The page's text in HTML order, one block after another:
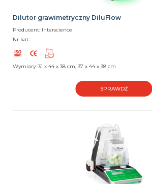
Dilutor grawimetryczny DiluFlow
Producent: Interscience
Nr kat.:
Wymiary: 31 x 44 x 38 cm, 37 x 44 x 38 cm
SPRAWDŹ